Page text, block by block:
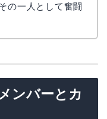
の一人として奮闘
ンバーとカ